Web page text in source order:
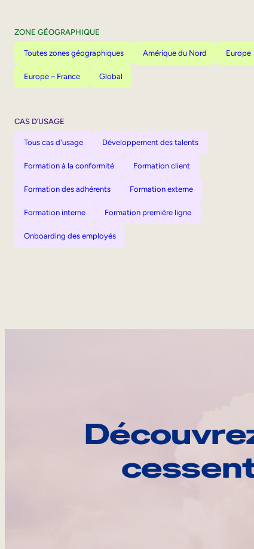
ZONE GÉOGRAPHIQUE
Toutes zones géographiques Amérique du Nord Europe
Europe – France Global
CAS D’USAGE
Tous cas d'usage Développement des talents
Formation à la conformité Formation client
Formation des adhérents Formation externe
Formation interne Formation première ligne
Onboarding des employés